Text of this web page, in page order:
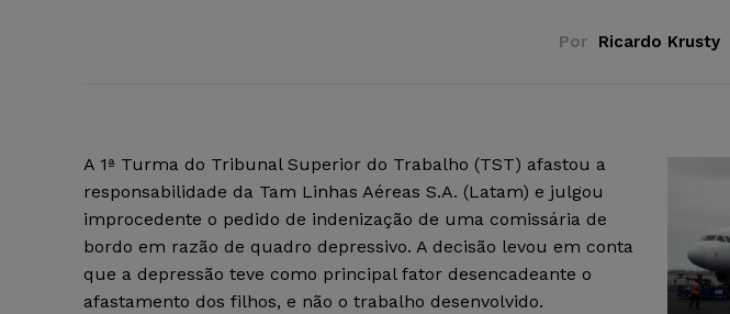
Por Ricardo Krusty
A 1ª Turma do Tribunal Superior do Trabalho (TST) afastou a
responsabilidade da Tam Linhas Aéreas S.A. (Latam) e julgou
improcedente o pedido de indenização de uma comissária de
bordo em razão de quadro depressivo. A decisão levou em conta
que a depressão teve como principal fator desencadeante o
afastamento dos filhos, e não o trabalho desenvolvido.